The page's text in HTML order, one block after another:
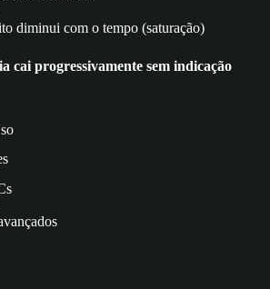
diminui com o tempo (saturação)
cai progressivamente sem indicação